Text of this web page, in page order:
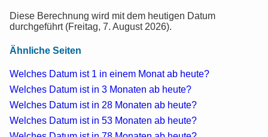
Diese Berechnung wird mit dem heutigen Datum
durchgeführt (Freitag, 7. August 2026).
Ähnliche Seiten
Welches Datum ist 1 in einem Monat ab heute?
Welches Datum ist in 3 Monaten ab heute?
Welches Datum ist in 28 Monaten ab heute?
Welches Datum ist in 53 Monaten ab heute?